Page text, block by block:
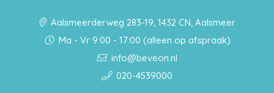
Aalsmeerderweg 283-19, 1432 CN, Aalsmeer
Ma - Vr 9:00 - 17:00 (alleen op afspraak)
info@beveon.nl
020-4539000